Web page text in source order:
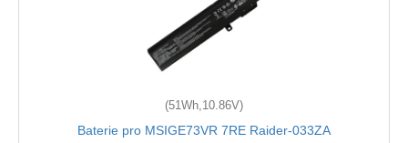
(51Wh,10.86V)
Baterie pro MSIGE73VR 7RE Raider-033ZA